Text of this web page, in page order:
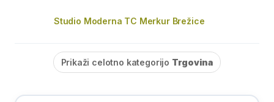
Studio Moderna TC Merkur Brežice
Prikaži celotno kategorijo Trgovina